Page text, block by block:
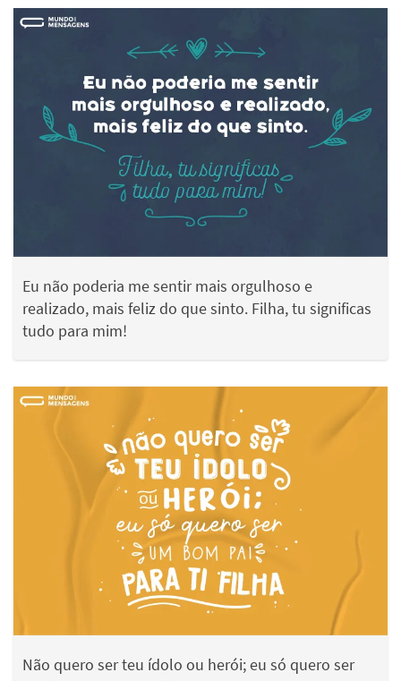
Eu não poderia me sentir mais orgulhoso e
realizado, mais feliz do que sinto. Filha, tu significas
tudo para mim!
Não quero ser teu ídolo ou herói; eu só quero ser